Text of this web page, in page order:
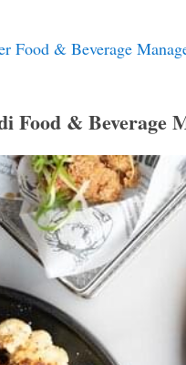
Food & Beverage
Food & Beverage